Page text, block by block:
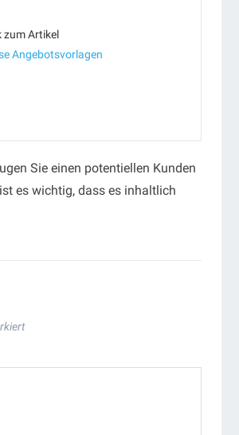
zum Artikel
Angebotsvorlagen
Sie einen potentiellen Kunden
es wichtig, dass es inhaltlich